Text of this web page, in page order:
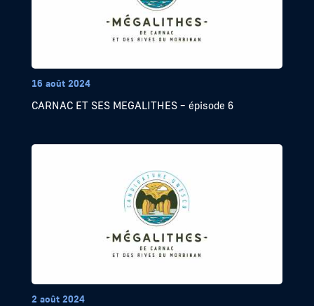
16 août 2024
CARNAC ET SES MEGALITHES – épisode 6
2 août 2024